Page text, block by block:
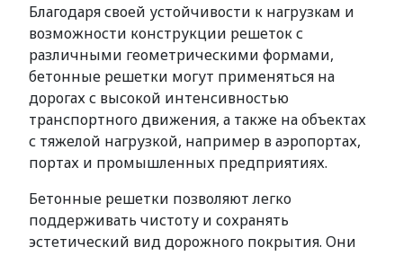
Благодаря своей устойчивости к нагрузкам и
возможности конструкции решеток с
различными геометрическими формами,
бетонные решетки могут применяться на
дорогах с высокой интенсивностью
транспортного движения, а также на объектах
с тяжелой нагрузкой, например в аэропортах,
портах и промышленных предприятиях.
Бетонные решетки позволяют легко
поддерживать чистоту и сохранять
эстетический вид дорожного покрытия. Они